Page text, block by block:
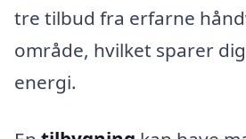
tre tilbud fra erfarne
område, hvilket sparer
energi.